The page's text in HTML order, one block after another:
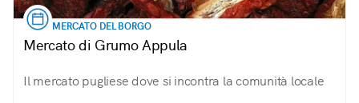
MERCATO DEL BORGO
Mercato di Grumo Appula
Il mercato pugliese dove si incontra la comunità locale